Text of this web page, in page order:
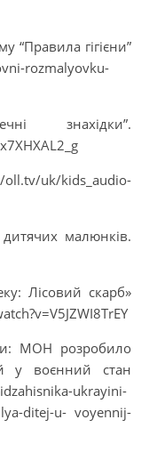
“Правила гігієни”
rozmalyovku-
знахідки”.
oll.tv/uk/kids_audio-
малюнків.
Лісовий скарб»
МОН розробило
у воєнний стан
ukrayini-
ditej-u- voyennij-